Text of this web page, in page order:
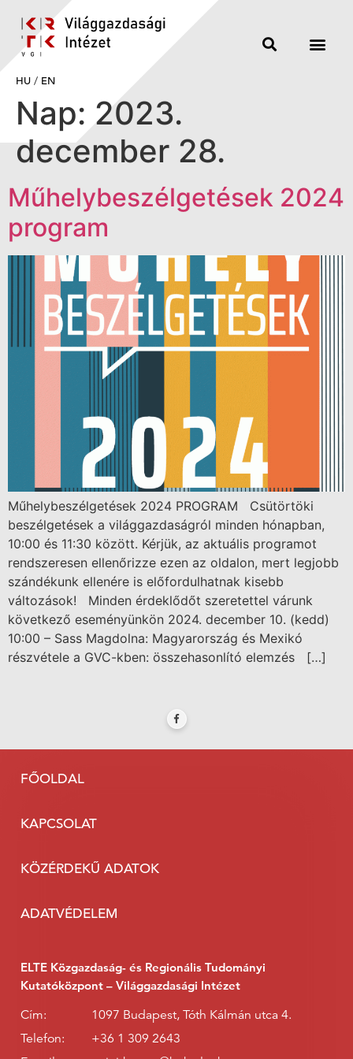
HU / EN
Nap: 2023.
december 28.
Műhelybeszélgetések 2024
program
Műhelybeszélgetések 2024 PROGRAM Csütörtöki
beszélgetések a világgazdaságról minden hónapban,
10:00 és 11:30 között. Kérjük, az aktuális programot
rendszeresen ellenőrizze ezen az oldalon, mert legjobb
szándékunk ellenére is előfordulhatnak kisebb
változások! Minden érdeklődőt szeretettel várunk
következő eseményünkön 2024. december 10. (kedd)
10:00 – Sass Magdolna: Magyarország és Mexikó
részvétele a GVC-kben: összehasonlító elemzés […]
FŐOLDAL
KAPCSOLAT
KÖZÉRDEKŰ ADATOK
ADATVÉDELEM
ELTE Közgazdaság- és Regionális Tudományi
Kutatóközpont – Világgazdasági Intézet
Cím:
1097 Budapest, Tóth Kálmán utca 4.
Telefon:
+36 1 309 2643